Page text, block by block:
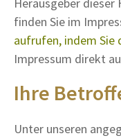
finden Sie im
aufrufen, indem Sie
Impressum direkt
Ihre
Unter unseren